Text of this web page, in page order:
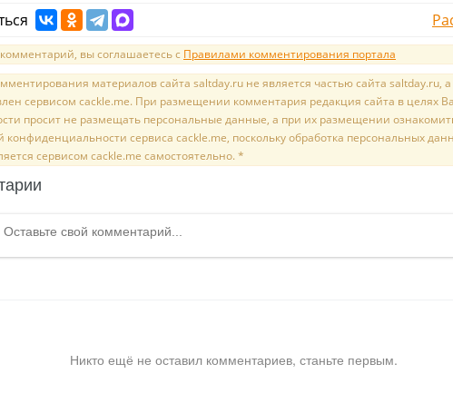
вы соглашаетесь с Правилами комментирования портала
материалов сайта saltday.ru не является частью сайта saltday.ru, а
сервисом cackle.me. При размещении комментария редакция сайта в целях
просит не размещать персональные данные, а при их размещении
конфиденциальности сервиса cackle.me, поскольку обработка персональных
сервисом cackle.me самостоятельно. *
Никто ещё не оставил комментариев, станьте первым.